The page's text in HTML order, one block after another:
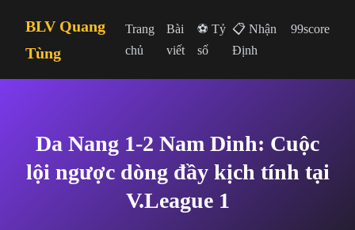
BLV Quang
Tùng
Trang
chủ
Bài
viết
⚽ Tỷ
số
📋 Nhận
Định
99score
Da Nang 1-2 Nam Dinh: Cuộc
lội ngược dòng đầy kịch tính tại
V.League 1